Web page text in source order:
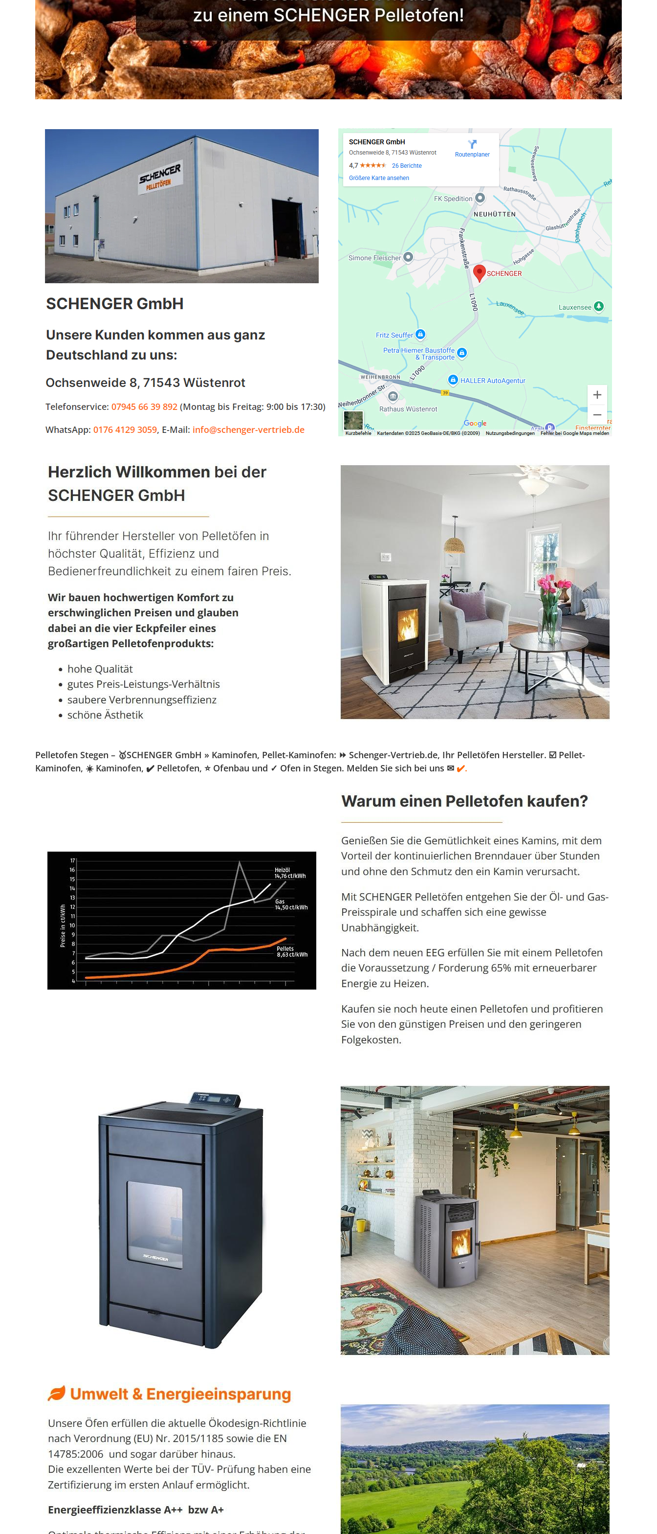
Pelletofen Stegen – 🥇SCHENGER GmbH » Kaminofen, Pellet-Kaminofen: ⏩ Schenger-Vertrieb.de, Ihr Pelletöfen Hersteller. ☑️ Pellet-
Kaminofen, ☀️ Kaminofen, ✔️ Pelletofen, ⭐ Ofenbau und ✓ Ofen in Stegen. Melden Sie sich bei uns ✉ ✔️.